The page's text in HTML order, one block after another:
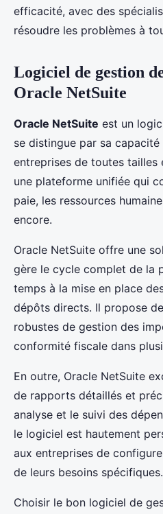
efficacité, avec des
résoudre les problèmes à
Logiciel de gestion
Oracle NetSuite
Oracle NetSuite est un
se distingue par sa capacité
entreprises de toutes tailles
une plateforme unifiée qui
paie, les ressources
encore.
Oracle NetSuite offre une
gère le cycle complet de la
temps à la mise en place
dépôts directs. Il propose
robustes de gestion des
conformité fiscale dans
En outre, Oracle NetSuite
de rapports détaillés et
analyse et le suivi des
le logiciel est hautement
aux entreprises de
de leurs besoins spécifiques.
Choisir le bon logiciel de